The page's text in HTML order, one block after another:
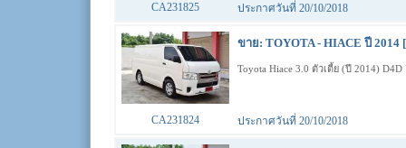
CA231825 ประกาศวันที่ 20/10/2018
ขาย: TOYOTA - HIACE ปี 2014
Toyota Hiace 3.0 ตัวเตี้ย (ปี 2014)
CA231824 ประกาศวันที่ 20/10/2018